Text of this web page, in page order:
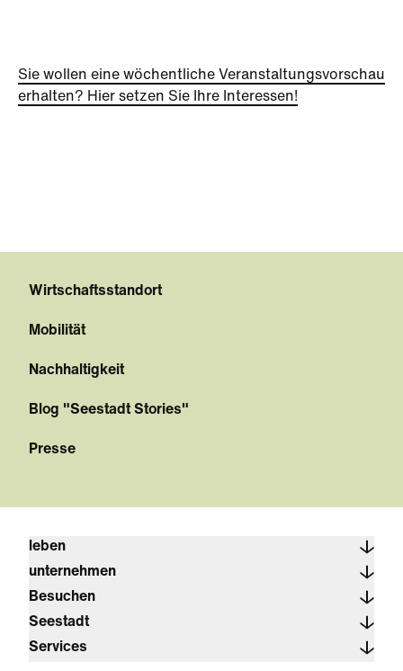
Sie wollen eine wöchentliche Veranstaltungsvorschau
erhalten? Hier setzen Sie Ihre Interessen!
Wirtschaftsstandort
Mobilität
Nachhaltigkeit
Blog "Seestadt Stories"
Presse
leben
unternehmen
Besuchen
Seestadt
Services